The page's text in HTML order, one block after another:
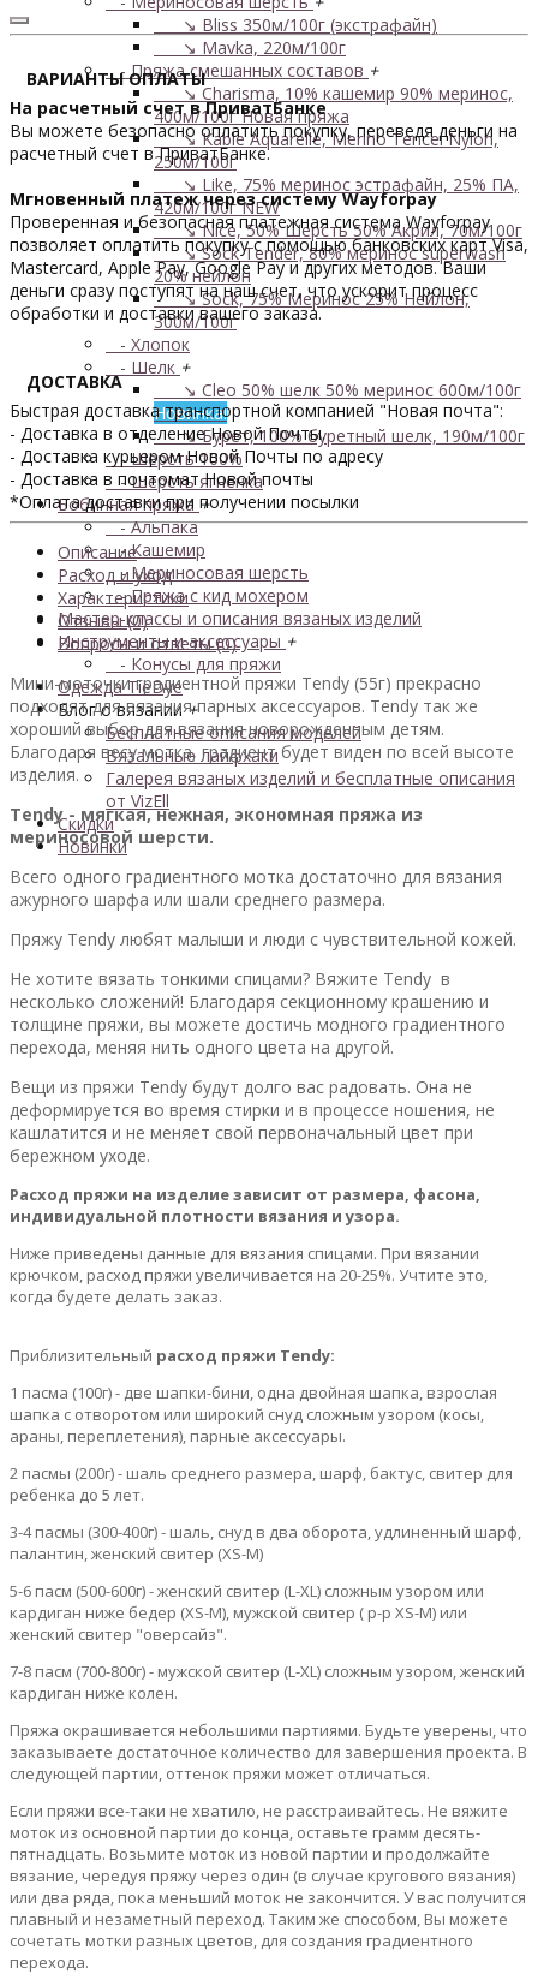
↘ Bliss 350м/100г (экстрафайн)
↘ Mavka, 220м/100г
- Пряжа смешанных составов +
↘ Charisma, 10% кашемир 90% меринос,
400м/100гНовая пряжа
↘ Kable Aquarelle, Merino Tencel Nylon,
250м/100г
↘ Like, 75% меринос эстрафайн, 25% ПА,
420м/100гNEW
↘ Nice, 50% Шерсть 50% Акрил, 70м/100г
↘ Sock Tender, 80% меринос superwash
20% нейлон
↘ Sock, 75% Меринос 25% Нейлон,
300м/100г
- Хлопок
- Шелк +
↘ Cleo 50% шелк 50% меринос 600м/100г
Новинка!
↘ Бурет, 100% буретный шелк, 190м/100г
- Шерсть 100%
- Шерсть ягненка
Бобинная пряжа +
- Альпака
- Кашемир
- Мериносовая шерсть
- Пряжа с кид мохером
Мастер-классы и описания вязаных изделий
Инструменты и аксессуары +
- Конусы для пряжи
Одежда TieDye
Блог о вязании+
Бесплатные описания моделей
Вязальные лайфхаки
Галерея вязаных изделий и бесплатные описания
от VizEll
Скидки
Новинки
ВАРИАНТЫ ОПЛАТЫ
На расчетный счет в ПриватБанке
Вы можете безопасно оплатить покупку, переведя деньги на
расчетный счет в ПриватБанке.
Мгновенный платеж через систему Wayforpay
Проверенная и безопасная платежная система Wayforpay
позволяет оплатить покупку с помощью банковских карт Visa,
Mastercard, Apple Pay, Google Pay и других методов. Ваши
деньги сразу поступят на наш счет, что ускорит процесс
обработки и доставки вашего заказа.
ДОСТАВКА
Быстрая доставка транспортной компанией "Новая почта":
- Доставка в отделение Новой Почты.
- Доставка курьером Новой Почты по адресу
- Доставка в почтомат Новой почты
*Оплата доставки при получении посылки
Описание
Расход и уход
Характеристики
Отзывы (0)
Вопросы и ответы (0)
Мини-моточки градиентной пряжи Tendy (55г) прекрасно
подходят для вязания парных аксессуаров. Tendy так же
хороший выбор для вязания новорожденным детям.
Благодаря весу мотка, градиент будет виден по всей высоте
изделия.
Tendy - мягкая, нежная, экономная пряжа из
мериносовой шерсти.
Всего одного градиентного мотка достаточно для вязания
ажурного шарфа или шали среднего размера.
Пряжу Tendy любят малыши и люди с чувствительной кожей.
Не хотите вязать тонкими спицами? Вяжите Tendy в
несколько сложений! Благодаря секционному крашению и
толщине пряжи, вы можете достичь модного градиентного
перехода, меняя нить одного цвета на другой.
Вещи из пряжи Tendy будут долго вас радовать. Она не
деформируется во время стирки и в процессе ношения, не
кашлатится и не меняет свой первоначальный цвет при
бережном уходе.
Расход пряжи на изделие зависит от размера, фасона,
индивидуальной плотности вязания и узора.
Ниже приведены данные для вязания спицами. При вязании
крючком, расход пряжи увеличивается на 20-25%. Учтите это,
когда будете делать заказ.
Приблизительный расход пряжи Tendy:
1 пасма (100г) - две шапки-бини, одна двойная шапка, взрослая
шапка с отворотом или широкий снуд сложным узором (косы,
араны, переплетения), парные аксессуары.
2 пасмы (200г) - шаль среднего размера, шарф, бактус, свитер для
ребенка до 5 лет.
3-4 пасмы (300-400г) - шаль, снуд в два оборота, удлиненный шарф,
палантин, женский свитер (XS-M)
5-6 пасм (500-600г) - женский свитер (L-XL) сложным узором или
кардиган ниже бедер (XS-M), мужской свитер ( р-р XS-M) или
женский свитер "оверсайз".
7-8 пасм (700-800г) - мужской свитер (L-XL) сложным узором, женский
кардиган ниже колен.
Пряжа окрашивается небольшими партиями. Будьте уверены, что
заказываете достаточное количество для завершения проекта. В
следующей партии, оттенок пряжи может отличаться.
Если пряжи все-таки не хватило, не расстраивайтесь. Не вяжите
моток из основной партии до конца, оставьте грамм десять-
пятнадцать. Возьмите моток из новой партии и продолжайте
вязание, чередуя пряжу через один (в случае кругового вязания)
или два ряда, пока меньший моток не закончится. У вас получится
плавный и незаметный переход. Таким же способом, Вы можете
сочетать мотки разных цветов, для создания градиентного
перехода.